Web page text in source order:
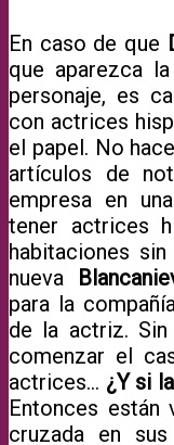
En caso de que
que aparezca
personaje, es
con actrices
el papel. No
artículos de
empresa en
tener actrices
habitaciones
nueva
para la
de la actriz. Sin
comenzar el
actrices… ¿Y si
Entonces están
cruzada en